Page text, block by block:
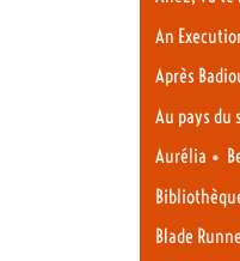
An
Après
Au pays du
Aurélia •
Blade